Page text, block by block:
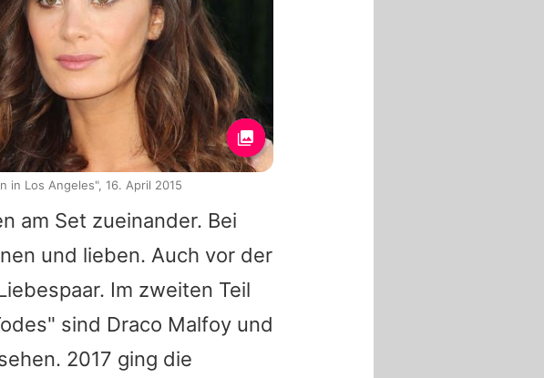
am Set zueinander. Bei
und lieben. Auch vor der
Im zweiten Teil
sind Draco Malfoy und
2017 ging die
in Los Angeles", 16. April 2015